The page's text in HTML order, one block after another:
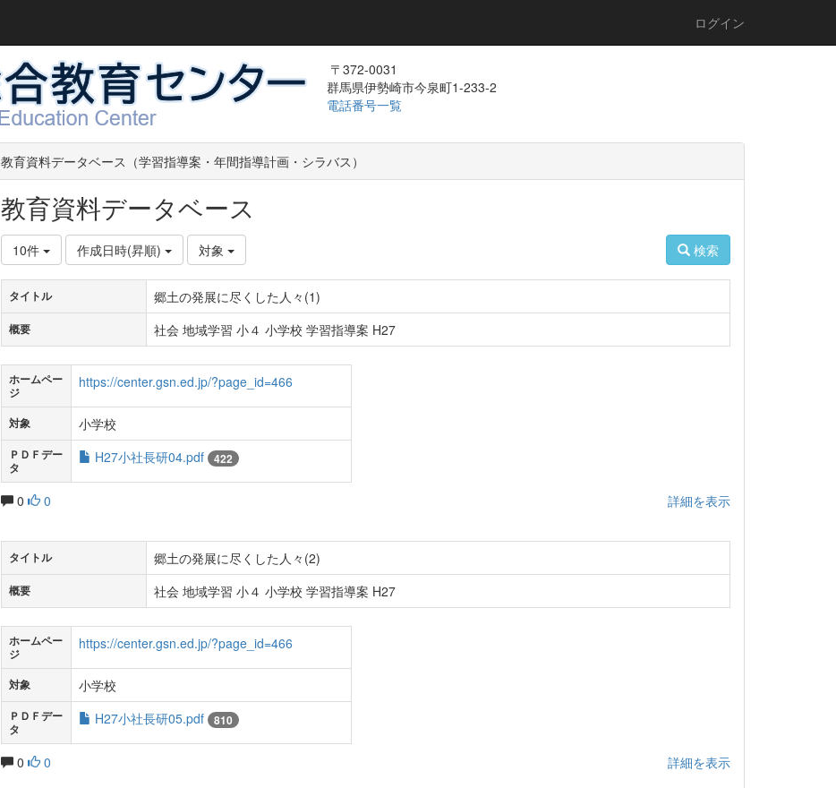
ログイン
〒372-0031
群馬県伊勢崎市今泉町1-233-2
電話番号一覧
教育資料データベース（学習指導案・年間指導計画・シラバス）
教育資料データベース
10件 作成日時(昇順) 対象 検索
タイトル 郷土の発展に尽くした人々(1)
概要 社会 地域学習 小４ 小学校 学習指導案 H27
ホームペー
ジ
https://center.gsn.ed.jp/?page_id=466
対象 小学校
ＰＤＦデー
タ
H27小社長研04.pdf 422
0 0 詳細を表示
タイトル 郷土の発展に尽くした人々(2)
概要 社会 地域学習 小４ 小学校 学習指導案 H27
ホームペー
ジ
https://center.gsn.ed.jp/?page_id=466
対象 小学校
ＰＤＦデー
タ
H27小社長研05.pdf 810
0 0 詳細を表示